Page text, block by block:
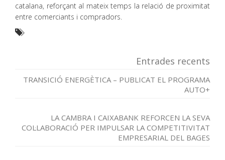
catalana, reforçant al mateix temps la relació de proximitat
entre comerciants i compradors.
Entrades recents
TRANSICIÓ ENERGÈTICA – PUBLICAT EL PROGRAMA
AUTO+
LA CAMBRA I CAIXABANK REFORCEN LA SEVA
COL·LABORACIÓ PER IMPULSAR LA COMPETITIVITAT
EMPRESARIAL DEL BAGES